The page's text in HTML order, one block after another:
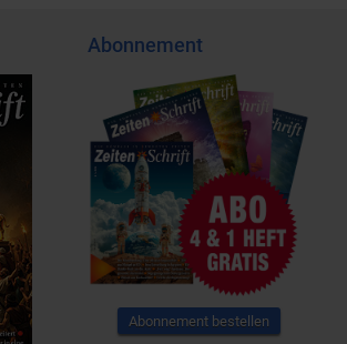
Abonnement
Abonnement bestellen